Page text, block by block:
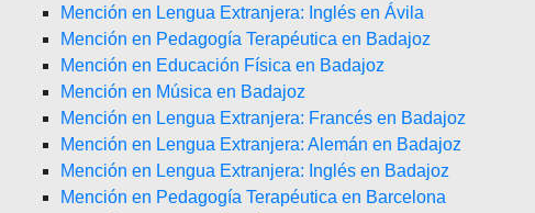
Mención en Lengua Extranjera: Inglés en Ávila
Mención en Pedagogía Terapéutica en Badajoz
Mención en Educación Física en Badajoz
Mención en Música en Badajoz
Mención en Lengua Extranjera: Francés en Badajoz
Mención en Lengua Extranjera: Alemán en Badajoz
Mención en Lengua Extranjera: Inglés en Badajoz
Mención en Pedagogía Terapéutica en Barcelona